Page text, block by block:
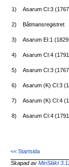
1) Asarum CI:3
2) Båtmansregistret
3) Asarum EI:1
4) Asarum CI:4
5) Asarum CI:3
6) Asarum (K) CI:3
7) Asarum (K) CI:4
8) Asarum CI:4
<< Startsida
Skapad avMinSläkt